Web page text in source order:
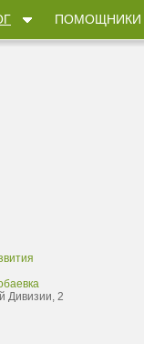
ПОМОЩНИКИ
Дивизии, 2